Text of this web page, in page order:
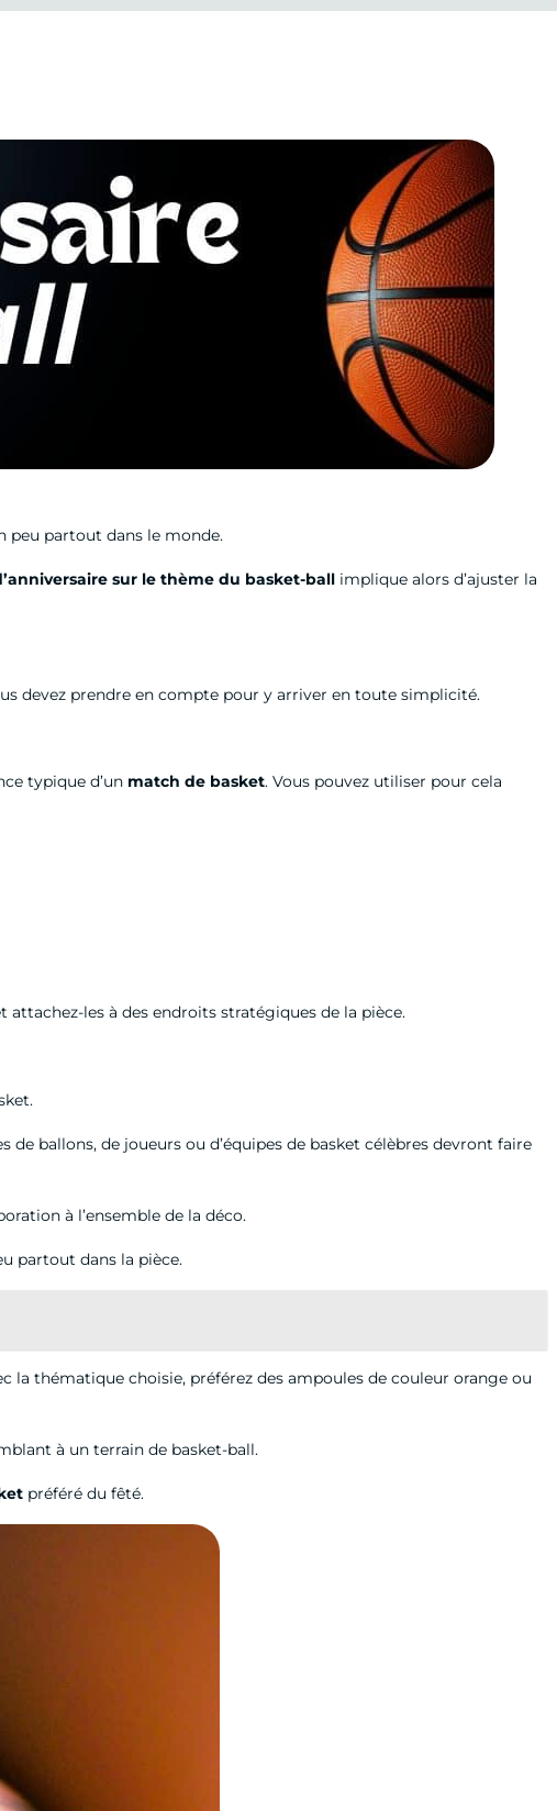
peu partout dans le monde.
sur le thème du basket-ball implique alors d’ajuster la
devez prendre en compte pour y arriver en toute simplicité.
typique d’un match de basket. Vous pouvez utiliser pour cela
les à des endroits stratégiques de la pièce.
ballons, de joueurs ou d’équipes de basket célèbres devront faire
à l’ensemble de la déco.
partout dans la pièce.
la thématique choisie, préférez des ampoules de couleur orange ou
à un terrain de basket-ball.
préféré du fêté.